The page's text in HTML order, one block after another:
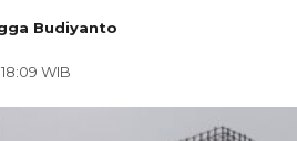
Budiyanto
WIB